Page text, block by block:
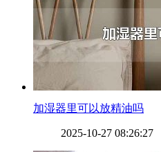
​加湿器里可以放精油吗
2025-10-27 08:26:27